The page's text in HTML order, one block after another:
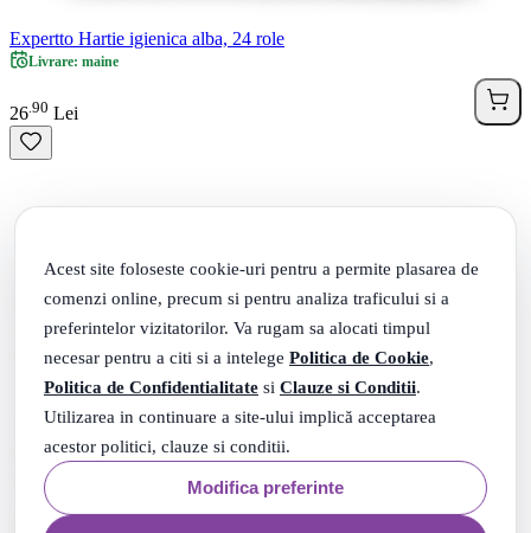
Acest site foloseste cookie-uri pentru a permite plasarea de
comenzi online, precum si pentru analiza traficului si a
preferintelor vizitatorilor. Va rugam sa alocati timpul
necesar pentru a citi si a intelege Politica de Cookie,
Politica de Confidentialitate si Clauze si Conditii.
Utilizarea in continuare a site-ului implică acceptarea
acestor politici, clauze si conditii.
Modifica preferinte
Expertto Hartie igienica alba, 24 role
Livrare: maine
26 90 Lei